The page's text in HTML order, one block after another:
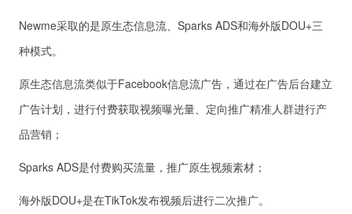
Newme采取的是原生态信息流、Sparks ADS和海外版DOU+三
种模式。
原生态信息流类似于Facebook信息流广告，通过在广告后台建立
广告计划，进行付费获取视频曝光量、定向推广精准人群进行产
品营销；
Sparks ADS是付费购买流量，推广原生视频素材；
海外版DOU+是在TikTok发布视频后进行二次推广。